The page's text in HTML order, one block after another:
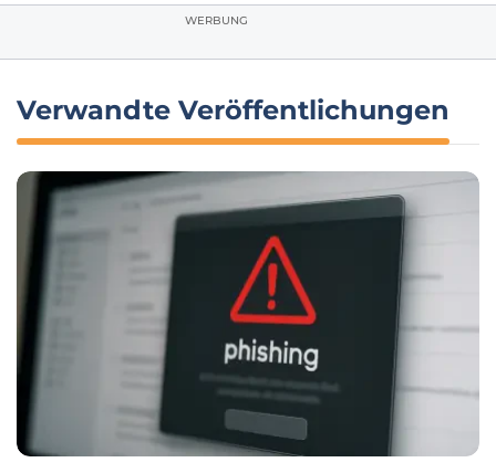
WERBUNG
Verwandte Veröffentlichungen